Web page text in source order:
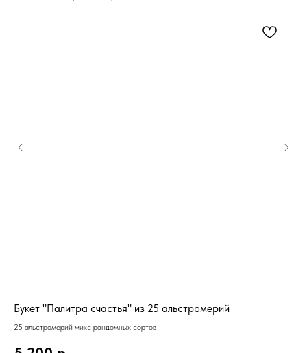
Букет "Палитра счастья" из 25 альстромерий
25 альстромерий микс рандомных сортов